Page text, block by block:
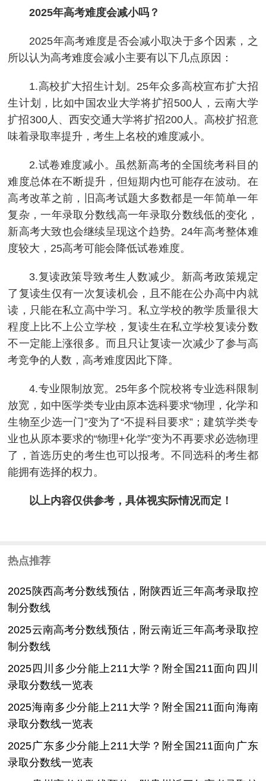
2025年高考难度会减小吗？
2025年高考难度是否会减小取决于多个因素，之
所以认为高考难度会减小主要有以下几点原因：
1.高校扩大招生计划。25年众多高校宣布扩大招
生计划，比如中国农业大学将扩招500人，云南大学
扩招300人、西安交通大学将扩招200人。高校扩招意
味着录取率提升，考生上名校的难度减小。
2.试卷难度减小。虽然新高考的全国统考科目的
难度总体在不断提升，但短期内也可能存在波动。在
高考改革之前，旧高考试题大多数都是一年简单一年
复杂，一年录取分数线高一年录取分数线低的变化，
新高考大致也会继续呈现这个趋势。24年高考整体难
度较大，25高考可能会降低试卷难度。
3.复读政策导致考生人数减少。新高考政策规定
了复读生仅有一次复读机会，且不能在公办高中内就
读，只能在私立高中学习。私立学校的教学质量很大
程度上比不上公立学校，复读生在私立学校复读分数
不一定能上涨很多。而且只让复读一次减少了参与高
考竞争的人数，高考难度因此下降。
4.专业限制放宽。25年多个院校将专业选科限制
放宽，如中医学类专业由原本选科要求“物理，化学和
生物至少选一门”变为了“不提科目要求”；建筑学类专
业也从原本要求的“物理+化学”变为不再要求必选物理
了，首选历史的考生也可以报考。不同选科的考生都
能拥有选择的权力。
以上内容仅供参考，具体视实际情况而定！
热点推荐
2025陕西高考分数线预估，附陕西近三年高考录取控
制分数线
2025云南高考分数线预估，附云南近三年高考录取控
制分数线
2025四川多少分能上211大学？附全国211面向四川
录取分数线一览表
2025海南多少分能上211大学？附全国211面向海南
录取分数线一览表
2025广东多少分能上211大学？附全国211面向广东
录取分数线一览表